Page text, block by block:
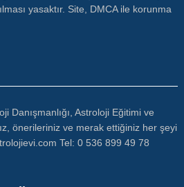
yasaktır. Site, DMCA ile korunma
Danışmanlığı, Astroloji Eğitimi ve
önerileriniz ve merak ettiğiniz her şeyi
Tel: 0 536 899 49 78